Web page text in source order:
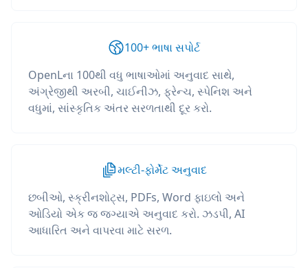
100+ ભાષા સપોર્ટ
OpenLના 100થી વધુ ભાષાઓમાં અનુવાદ સાથે,
અંગ્રેજીથી અરબી, ચાઈનીઝ, ફ્રેન્ચ, સ્પેનિશ અને
વધુમાં, સાંસ્કૃતિક અંતર સરળતાથી દૂર કરો.
મલ્ટી-ફોર્મેટ અનુવાદ
છબીઓ, સ્ક્રીનશોટ્સ, PDFs, Word ફાઇલો અને
ઓડિયો એક જ જગ્યાએ અનુવાદ કરો. ઝડપી, AI
આધારિત અને વાપરવા માટે સરળ.